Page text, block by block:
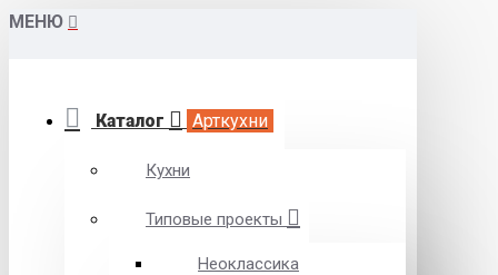
МЕНЮ
Каталог Арткухни
Кухни
Типовые проекты
Неоклассика